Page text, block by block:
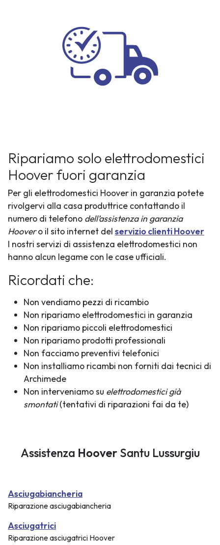
Ripariamo solo elettrodomestici
Hoover fuori garanzia
Per gli elettrodomestici Hoover in garanzia potete
rivolgervi alla casa produttrice contattando il
numero di telefono dell’assistenza in garanzia
Hoovero il sito internet del servizio clienti Hoover
I nostri servizi di assistenza elettrodomestici non
hanno alcun legame con le case ufficiali.
Ricordati che:
Non vendiamo pezzi di ricambio
Non ripariamo elettrodomestici in garanzia
Non ripariamo piccoli elettrodomestici
Non ripariamo prodotti professionali
Non facciamo preventivi telefonici
Non installiamo ricambi non forniti dai tecnici di
Archimede
Non interveniamo su elettrodomestici già
smontati(tentativi di riparazioni fai da te)
Assistenza HooverSantu Lussurgiu
Asciugabiancheria
Riparazione asciugabiancheria
Asciugatrici
Riparazione asciugatrici Hoover